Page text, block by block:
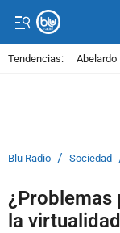
Tendencias: Abelardo
Blu Radio / Sociedad
¿Problemas
la